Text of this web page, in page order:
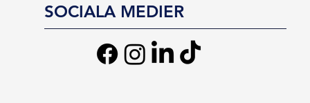
SOCIALA MEDIER